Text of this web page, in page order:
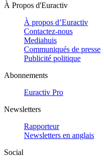
À Propos d'Euractiv
À propos d’Euractiv
Contactez-nous
Mediahuis
Communiqués de presse
Publicité politique
Abonnements
Euractiv Pro
Newsletters
Rapporteur
Newsletters en anglais
Social